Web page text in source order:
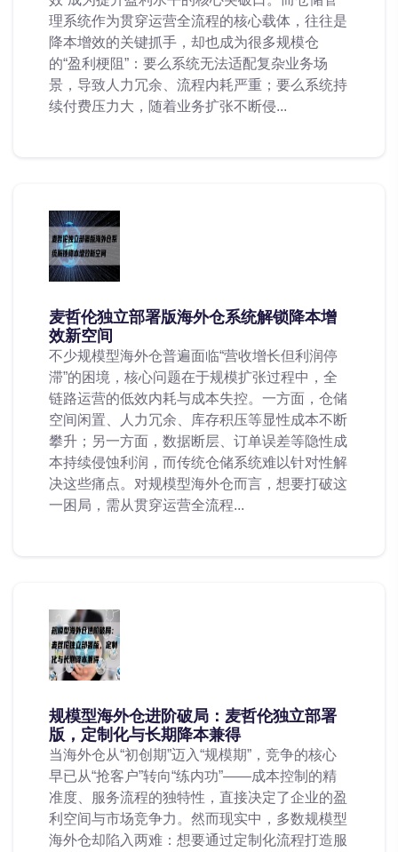
理系统作为贯穿运营全流程的核心载体，往往是
降本增效的关键抓手，却也成为很多规模仓
的“盈利梗阻”：要么系统无法适配复杂业务场
景，导致人力冗余、流程内耗严重；要么系统持
续付费压力大，随着业务扩张不断侵...
麦哲伦独立部署版海外仓系统解锁降本增
效新空间
不少规模型海外仓普遍面临“营收增长但利润停
滞”的困境，核心问题在于规模扩张过程中，全
链路运营的低效内耗与成本失控。一方面，仓储
空间闲置、人力冗余、库存积压等显性成本不断
攀升；另一方面，数据断层、订单误差等隐性成
本持续侵蚀利润，而传统仓储系统难以针对性解
决这些痛点。对规模型海外仓而言，想要打破这
一困局，需从贯穿运营全流程...
规模型海外仓进阶破局：麦哲伦独立部署
版，定制化与长期降本兼得
当海外仓从“初创期”迈入“规模期”，竞争的核心
早已从“抢客户”转向“练内功”——成本控制的精
准度、服务流程的独特性，直接决定了企业的盈
利空间与市场竞争力。然而现实中，多数规模型
海外仓却陷入两难：想要通过定制化流程打造服